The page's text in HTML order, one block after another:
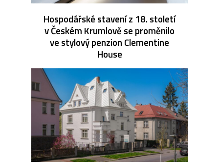
Hospodářské stavení z 18. století
v Českém Krumlově se proměnilo
ve stylový penzion Clementine
House